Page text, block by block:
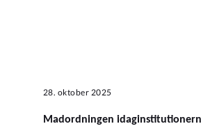
28. oktober 2025
Madordningen